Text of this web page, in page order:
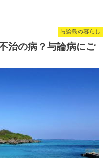
与論島の暮らし
治の病？与論病にご